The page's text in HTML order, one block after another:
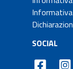
SOCIAL